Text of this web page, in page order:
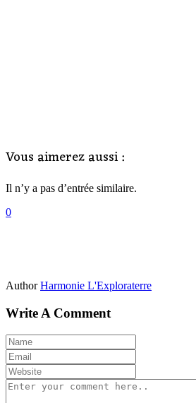
Vous aimerez aussi :
Il n’y a pas d’entrée similaire.
0
Author Harmonie L'Exploraterre
Write A Comment